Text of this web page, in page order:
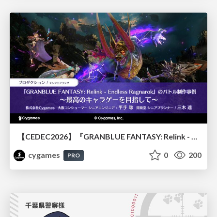
【CEDEC2026】『GRANBLUE FANTASY: Relink - Endless Ragnarok』のバトル制作事例 ～最高のキャラゲーを目指して～
cygames
PRO 0 200